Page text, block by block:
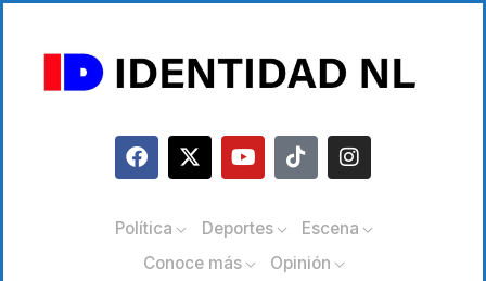
Política Deportes
Escena
Conoce más
Opinión